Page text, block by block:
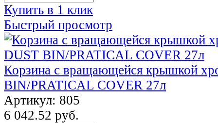
Купить в 1 клик
Быстрый просмотр
Корзина с вращающейся крышкой
BIN/PRATICAL COVER 27л
Артикул: 805
6 042.52 руб.